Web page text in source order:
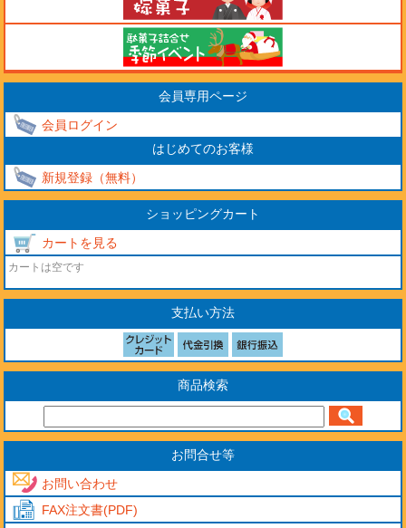
会員専用ページ
会員ログイン
はじめてのお客様
新規登録（無料）
ショッピングカート
カートを見る
カートは空です
支払い方法
商品検索
お問合せ等
お問い合わせ
FAX注文書(PDF)